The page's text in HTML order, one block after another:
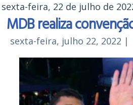
sexta-feira, 22 de julho de
MDB realiza
sexta-feira, julho 22, 2022 |